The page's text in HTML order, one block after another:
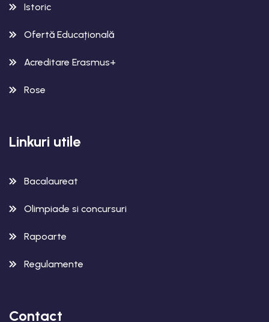
Istoric
Ofertă Educațională
Acreditare Erasmus+
Rose
Linkuri utile
Bacalaureat
Olimpiade si concursuri
Rapoarte
Regulamente
Contact